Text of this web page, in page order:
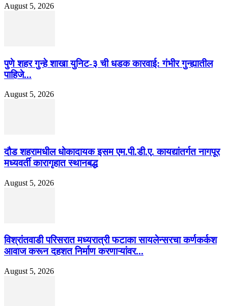
August 5, 2026
पुणे शहर गुन्हे शाखा युनिट-३ ची धडक कारवाई: गंभीर गुन्ह्यातील
पाहिजे...
August 5, 2026
दौड शहरामधील धोकादायक इसम एम.पी.डी.ए. कायद्यांतर्गत नागपूर
मध्यवर्ती कारागृहात स्थानबद्ध
August 5, 2026
विश्रांतवाडी परिसरात मध्यरात्री फटाका सायलेन्सरचा कर्णकर्कश
आवाज करून दहशत निर्माण करणाऱ्यांवर...
August 5, 2026